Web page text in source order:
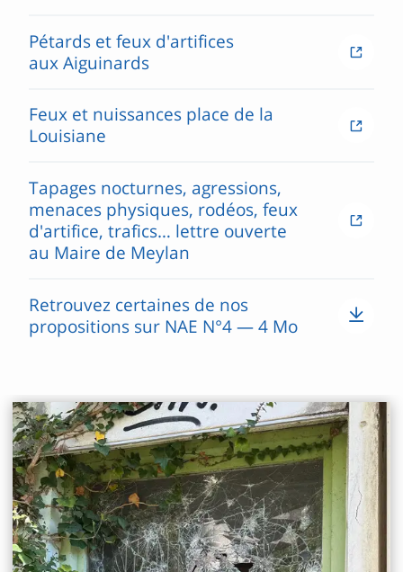
Pétards et feux d'artifices
aux Aiguinards
Feux et nuissances place de la
Louisiane
Tapages nocturnes, agressions,
menaces physiques, rodéos, feux
d'artifice, trafics… lettre ouverte
au Maire de Meylan
Retrouvez certaines de nos
propositions sur NAE N°4 — 4 Mo